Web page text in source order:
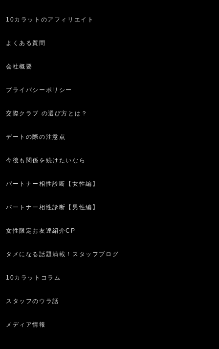
10カラットのアフィリエイト
よくある質問
会社概要
プライバシーポリシー
交際クラブ の選び方とは？
デートの際の注意点
今後も関係を続けたいなら
パートナー相性診断【女性編】
パートナー相性診断【男性編】
女性限定お友達紹介CP
タメになる話題満載！スタッフブログ
10カラットコラム
スタッフのウラ話
メディア情報